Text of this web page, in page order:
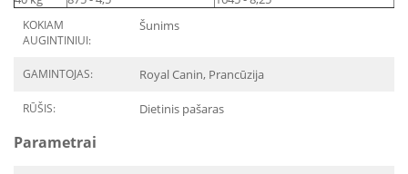
KOKIAM
AUGINTINIUI:
Šunims
GAMINTOJAS: Royal Canin, Prancūzija
RŪŠIS: Dietinis pašaras
Parametrai